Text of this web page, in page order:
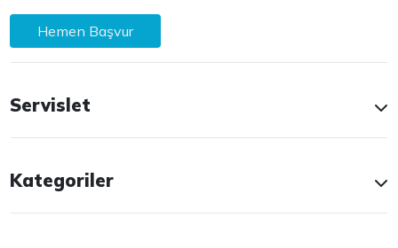
Hemen Başvur
Servislet
Kategoriler